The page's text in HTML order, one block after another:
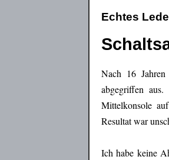
Echtes
Nach 16 Jahren
abgegriffen
Mittelkonsole
Resultat war
Ich habe keine